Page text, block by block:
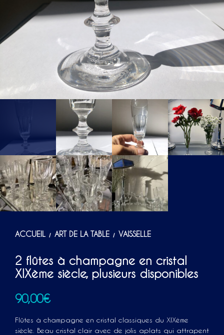
ACCUEIL / ART DE LA TABLE / VAISSELLE
2 flûtes à champagne en cristal
XIXème siècle, plusieurs disponibles
90,00€
Flûtes à champagne en cristal classiques du XIXème
siècle. Beau cristal clair avec de jolis aplats qui attrapent